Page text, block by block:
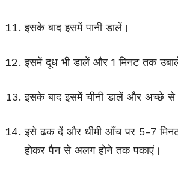
इसके बाद इसमें पानी डालें।
इसमें दूध भी डालें और 1 मिनट तक
इसके बाद इसमें चीनी डालें और अच्छे से
इसे ढक दें और धीमी आँच पर 5-7
होकर पैन से अलग होने तक पकाएं।